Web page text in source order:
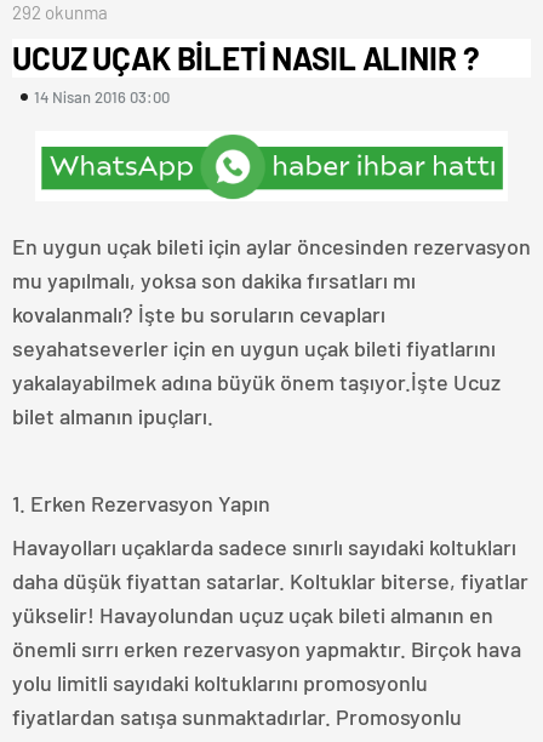
292 okunma
UCUZ UÇAK BİLETİ NASIL ALINIR ?
14 Nisan 2016 03:00
En uygun uçak bileti için aylar öncesinden rezervasyon
mu yapılmalı, yoksa son dakika fırsatları mı
kovalanmalı? İşte bu soruların cevapları
seyahatseverler için en uygun uçak bileti fiyatlarını
yakalayabilmek adına büyük önem taşıyor.İşte Ucuz
bilet almanın ipuçları.
1. Erken Rezervasyon Yapın
Havayolları uçaklarda sadece sınırlı sayıdaki koltukları
daha düşük fiyattan satarlar. Koltuklar biterse, fiyatlar
yükselir! Havayolundan uçuz uçak bileti almanın en
önemli sırrı erken rezervasyon yapmaktır. Birçok hava
yolu limitli sayıdaki koltuklarını promosyonlu
fiyatlardan satışa sunmaktadırlar. Promosyonlu